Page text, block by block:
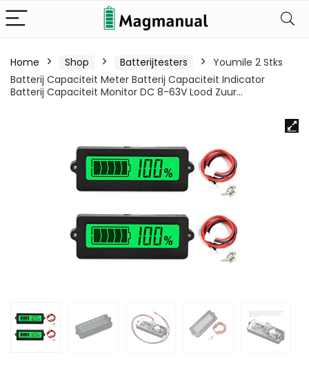
Home Shop Batterijtesters
Youmile 2 Stks
Batterij Capaciteit Meter Batterij Capaciteit Indicator
Batterij Capaciteit Monitor DC 8-63V Lood Zuur…